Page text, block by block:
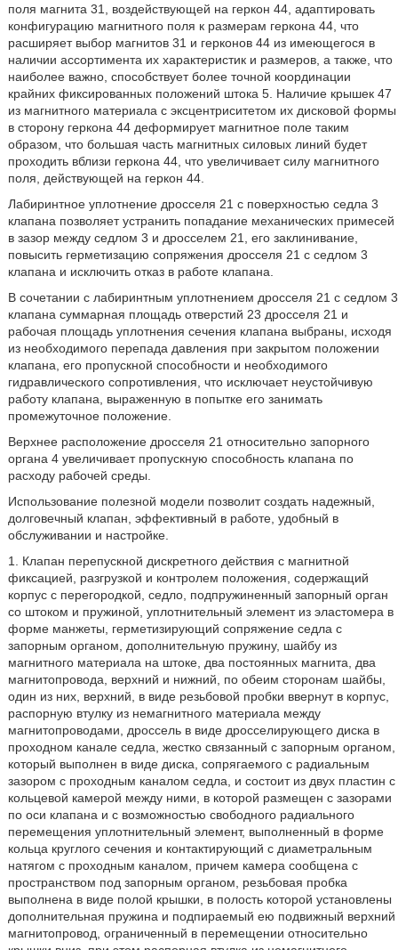
поля магнита 31, воздействующей на геркон 44, адаптировать
конфигурацию магнитного поля к размерам геркона 44, что
расширяет выбор магнитов 31 и герконов 44 из имеющегося в
наличии ассортимента их характеристик и размеров, а также, что
наиболее важно, способствует более точной координации
крайних фиксированных положений штока 5. Наличие крышек 47
из магнитного материала с эксцентриситетом их дисковой формы
в сторону геркона 44 деформирует магнитное поле таким
образом, что большая часть магнитных силовых линий будет
проходить вблизи геркона 44, что увеличивает силу магнитного
поля, действующей на геркон 44.
Лабиринтное уплотнение дросселя 21 с поверхностью седла 3
клапана позволяет устранить попадание механических примесей
в зазор между седлом 3 и дросселем 21, его заклинивание,
повысить герметизацию сопряжения дросселя 21 с седлом 3
клапана и исключить отказ в работе клапана.
В сочетании с лабиринтным уплотнением дросселя 21 с седлом 3
клапана суммарная площадь отверстий 23 дросселя 21 и
рабочая площадь уплотнения сечения клапана выбраны, исходя
из необходимого перепада давления при закрытом положении
клапана, его пропускной способности и необходимого
гидравлического сопротивления, что исключает неустойчивую
работу клапана, выраженную в попытке его занимать
промежуточное положение.
Верхнее расположение дросселя 21 относительно запорного
органа 4 увеличивает пропускную способность клапана по
расходу рабочей среды.
Использование полезной модели позволит создать надежный,
долговечный клапан, эффективный в работе, удобный в
обслуживании и настройке.
1. Клапан перепускной дискретного действия с магнитной
фиксацией, разгрузкой и контролем положения, содержащий
корпус с перегородкой, седло, подпружиненный запорный орган
со штоком и пружиной, уплотнительный элемент из эластомера в
форме манжеты, герметизирующий сопряжение седла с
запорным органом, дополнительную пружину, шайбу из
магнитного материала на штоке, два постоянных магнита, два
магнитопровода, верхний и нижний, по обеим сторонам шайбы,
один из них, верхний, в виде резьбовой пробки ввернут в корпус,
распорную втулку из немагнитного материала между
магнитопроводами, дроссель в виде дросселирующего диска в
проходном канале седла, жестко связанный с запорным органом,
который выполнен в виде диска, сопрягаемого с радиальным
зазором с проходным каналом седла, и состоит из двух пластин с
кольцевой камерой между ними, в которой размещен с зазорами
по оси клапана и с возможностью свободного радиального
перемещения уплотнительный элемент, выполненный в форме
кольца круглого сечения и контактирующий с диаметральным
натягом с проходным каналом, причем камера сообщена с
пространством под запорным органом, резьбовая пробка
выполнена в виде полой крышки, в полость которой установлены
дополнительная пружина и подпираемый ею подвижный верхний
магнитопровод, ограниченный в перемещении относительно